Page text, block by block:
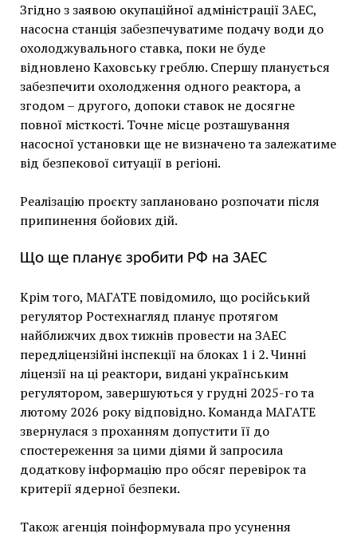
Згідно з заявою окупаційної адміністрації ЗАЕС,
насосна станція забезпечуватиме подачу води до
охолоджувального ставка, поки не буде
відновлено Каховську греблю. Спершу планується
забезпечити охолодження одного реактора, а
згодом – другого, допоки ставок не досягне
повної місткості. Точне місце розташування
насосної установки ще не визначено та залежатиме
від безпекової ситуації в регіоні.
Реалізацію проєкту заплановано розпочати після
припинення бойових дій.
Що ще планує зробити РФ на ЗАЕС
Крім того, МАГАТЕ повідомило, що російський
регулятор Ростехнагляд планує протягом
найближчих двох тижнів провести на ЗАЕС
передліцензійні інспекції на блоках 1 і 2. Чинні
ліцензії на ці реактори, видані українським
регулятором, завершуються у грудні 2025-го та
лютому 2026 року відповідно. Команда МАГАТЕ
звернулася з проханням допустити її до
спостереження за цими діями й запросила
додаткову інформацію про обсяг перевірок та
критерії ядерної безпеки.
Також агенція поінформувала про усунення